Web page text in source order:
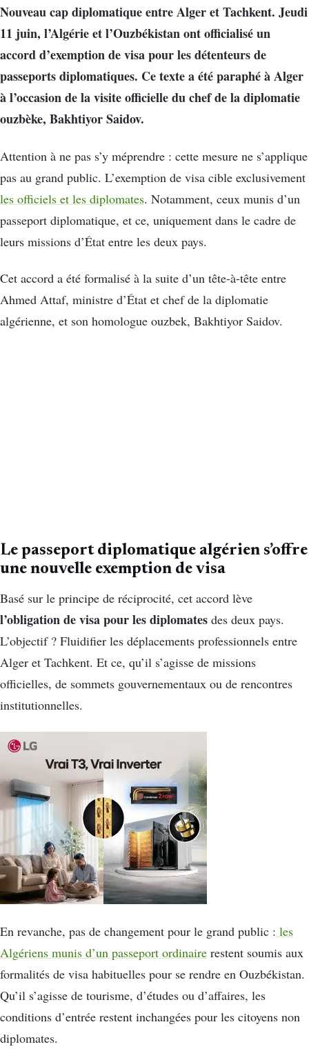
Nouveau cap diplomatique entre Alger et Tachkent. Jeudi
11 juin, l’Algérie et l’Ouzbékistan ont officialisé un
accord d’exemption de visa pour les détenteurs de
passeports diplomatiques. Ce texte a été paraphé à Alger
à l’occasion de la visite officielle du chef de la diplomatie
ouzbèke, Bakhtiyor Saidov.
Attention à ne pas s’y méprendre : cette mesure ne s’applique
pas au grand public. L’exemption de visa cible exclusivement
les officiels et les diplomates. Notamment, ceux munis d’un
passeport diplomatique, et ce, uniquement dans le cadre de
leurs missions d’État entre les deux pays.
Cet accord a été formalisé à la suite d’un tête-à-tête entre
Ahmed Attaf, ministre d’État et chef de la diplomatie
algérienne, et son homologue ouzbek, Bakhtiyor Saidov.
Le passeport diplomatique algérien s’offre
une nouvelle exemption de visa
Basé sur le principe de réciprocité, cet accord lève
l’obligation de visa pour les diplomates des deux pays.
L’objectif ? Fluidifier les déplacements professionnels entre
Alger et Tachkent. Et ce, qu’il s’agisse de missions
officielles, de sommets gouvernementaux ou de rencontres
institutionnelles.
En revanche, pas de changement pour le grand public : les
Algériens munis d’un passeport ordinaire restent soumis aux
formalités de visa habituelles pour se rendre en Ouzbékistan.
Qu’il s’agisse de tourisme, d’études ou d’affaires, les
conditions d’entrée restent inchangées pour les citoyens non
diplomates.